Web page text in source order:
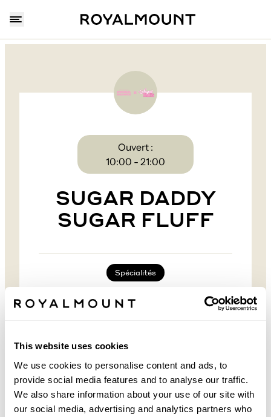
This website uses cookies
We use cookies to personalise content and ads, to
provide social media features and to analyse our traffic.
We also share information about your use of our site with
our social media, advertising and analytics partners who
Ouvert :
10:00 - 21:00
SUGAR DADDY
SUGAR FLUFF
Spécialités
Niveau 2
SUGAR DADDY SUGAR
FLUFF À ROYALMOUNT
Découvrez l'univers gourmand de Sugar Daddy's,
votre destination préférée pour les bonbons,
boissons et snacks exotiques au Québec.